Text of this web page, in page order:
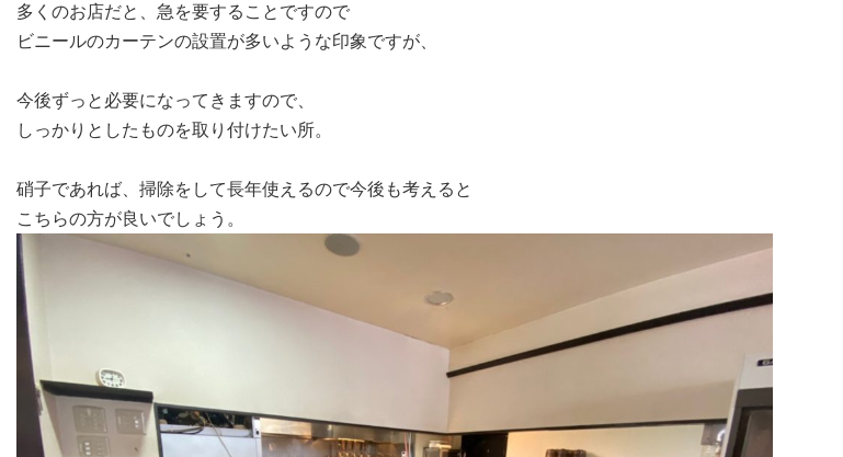
多くのお店だと、急を要することですので
ビニールのカーテンの設置が多いような印象ですが、
今後ずっと必要になってきますので、
しっかりとしたものを取り付けたい所。
硝子であれば、掃除をして長年使えるので今後も考えると
こちらの方が良いでしょう。